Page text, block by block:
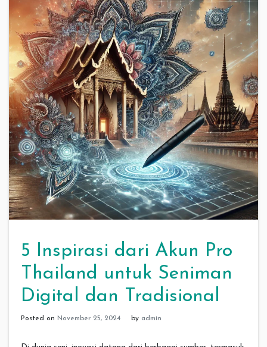
5 Inspirasi dari Akun Pro
Thailand untuk Seniman
Digital dan Tradisional
Posted on November 25, 2024 by admin